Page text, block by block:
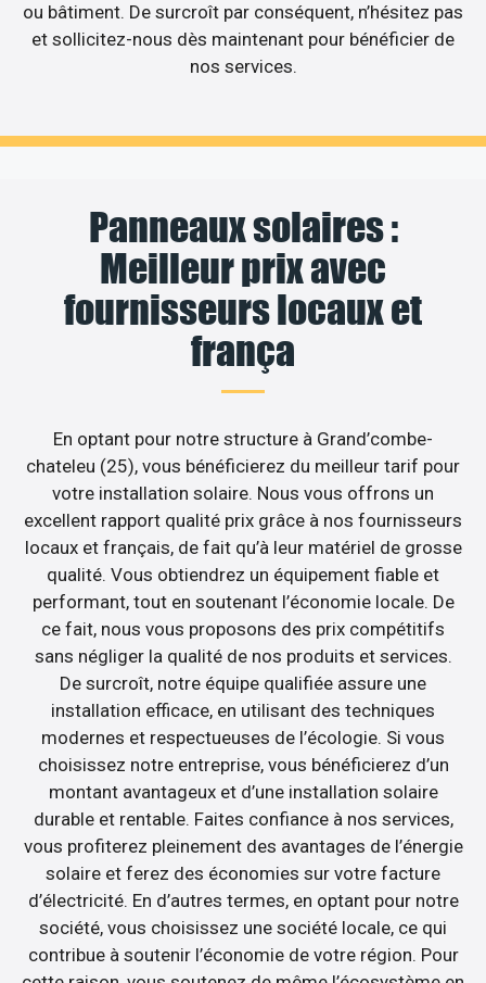
ou bâtiment. De surcroît par conséquent, n’hésitez pas
et sollicitez-nous dès maintenant pour bénéficier de
nos services.
Panneaux solaires :
Meilleur prix avec
fournisseurs locaux et
frança
En optant pour notre structure à Grand’combe-
chateleu (25), vous bénéficierez du meilleur tarif pour
votre installation solaire. Nous vous offrons un
excellent rapport qualité prix grâce à nos fournisseurs
locaux et français, de fait qu’à leur matériel de grosse
qualité. Vous obtiendrez un équipement fiable et
performant, tout en soutenant l’économie locale. De
ce fait, nous vous proposons des prix compétitifs
sans négliger la qualité de nos produits et services.
De surcroît, notre équipe qualifiée assure une
installation efficace, en utilisant des techniques
modernes et respectueuses de l’écologie. Si vous
choisissez notre entreprise, vous bénéficierez d’un
montant avantageux et d’une installation solaire
durable et rentable. Faites confiance à nos services,
vous profiterez pleinement des avantages de l’énergie
solaire et ferez des économies sur votre facture
d’électricité. En d’autres termes, en optant pour notre
société, vous choisissez une société locale, ce qui
contribue à soutenir l’économie de votre région. Pour